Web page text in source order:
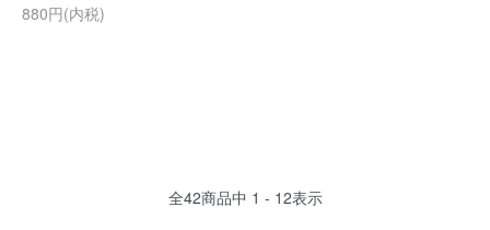
880円(内税)
全42商品中 1 - 12表示